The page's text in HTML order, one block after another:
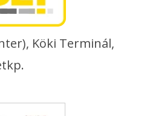
Köki Terminál,